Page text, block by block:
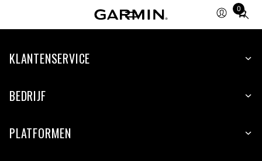
0
Total
items
cart:
KLANTENSERVICE
BEDRIJF
PLATFORMEN